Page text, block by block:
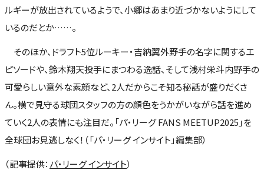
ルギーが放出されているようで、小郷はあまり近づかないようにして
いるのだとか……。
そのほか、ドラフト5位ルーキー・吉納翼外野手の名字に関するエ
ピソードや、鈴木翔天投手にまつわる逸話、そして浅村栄斗内野手の
可愛らしい意外な素顔など、2人だからこそ知る秘話が盛りだくさ
ん。横で見守る球団スタッフの方の顔色をうかがいながら話を進め
ていく2人の表情にも注目だ。「パ・リーグ FANS MEETUP2025」を
全球団お見逃しなく！（「パ・リーグ インサイト」編集部）
（記事提供： パ・リーグ インサイト）